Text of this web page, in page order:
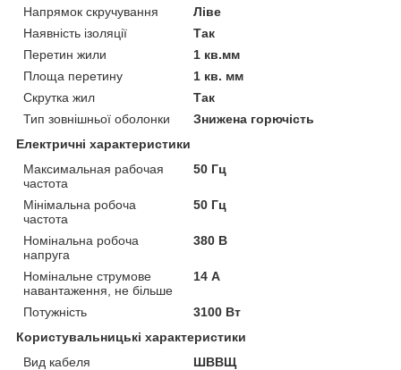
Напрямок скручування
Ліве
Наявність ізоляції
Так
Перетин жили
1 кв.мм
Площа перетину
1 кв. мм
Скрутка жил
Так
Тип зовнішньої оболонки
Знижена горючість
Електричні характеристики
Максимальная рабочая
частота
50 Гц
Мінімальна робоча
частота
50 Гц
Номінальна робоча
напруга
380 В
Номінальне струмове
навантаження, не більше
14 А
Потужність
3100 Вт
Користувальницькі характеристики
Вид кабеля
ШВВЩ